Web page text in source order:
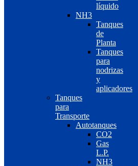
líquido
NH3
Tanques
de
Planta
Tanques
para
nodrizas
y
aplicadores
Tanques
para
Transporte
Autotanques
CO2
Gas
L.P.
NH3